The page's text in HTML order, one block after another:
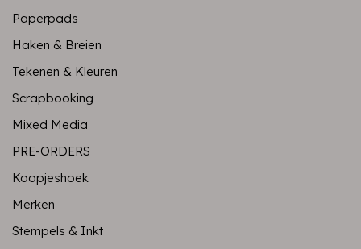
Paperpads
Haken & Breien
Tekenen & Kleuren
Scrapbooking
Mixed Media
PRE-ORDERS
Koopjeshoek
Merken
Stempels & Inkt